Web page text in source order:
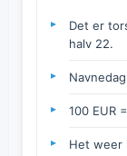
Det er
halv 22.
100 EUR
Het weer